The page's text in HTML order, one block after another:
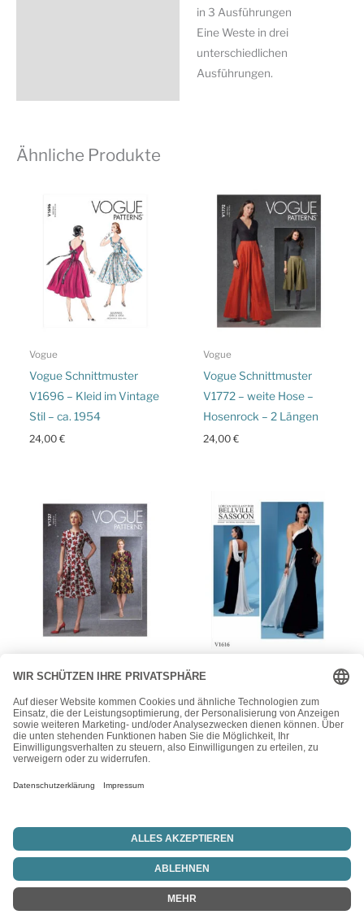
in 3 Ausführungen
Eine Weste in drei
unterschiedlichen
Ausführungen.
Ähnliche Produkte
Vogue
Vogue Schnittmuster
V1696 – Kleid im Vintage
Stil – ca. 1954
24,00€
Vogue
Vogue Schnittmuster
V1772 – weite Hose –
Hosenrock – 2 Längen
24,00€
V1737 – Kleid – mit
schmalem oder weitem
Rock
V1616 – Kleid –
Abendkleid im One
Shoulder Design
Vertrag widerrufen